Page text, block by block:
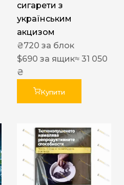
сигарети з
українським
акцизом
₴720 за блок
$690 за ящик≈ 31 050
₴
Купити